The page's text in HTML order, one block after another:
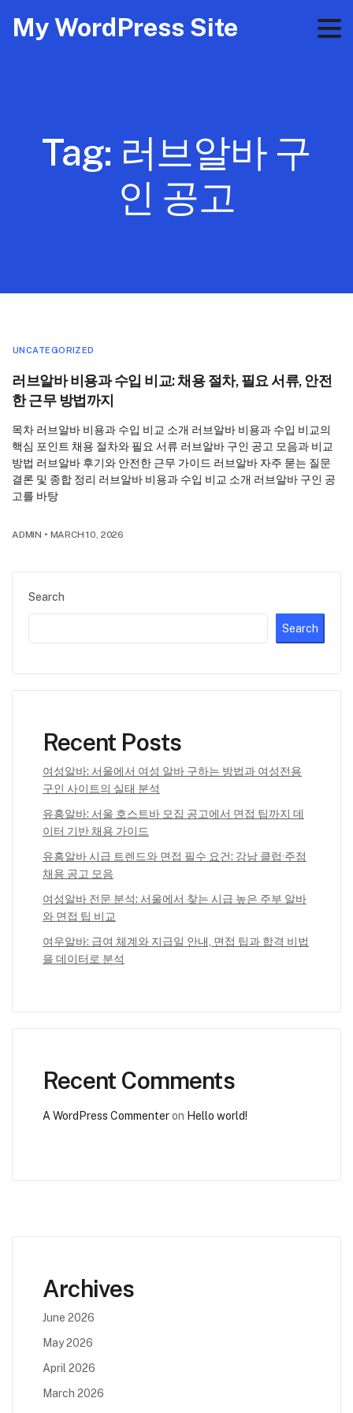
My WordPress Site
Tag: 러브알바 구
인 공고
Search
Search
Recent Posts
여성알바: 서울에서 여성 알바 구하는 방법과 여성전용
구인 사이트의 실태 분석
유흥알바: 서울 호스트바 모집 공고에서 면접 팁까지 데
이터 기반 채용 가이드
유흥알바 시급 트렌드와 면접 필수 요건: 강남 클럽·주점
채용 공고 모음
여성알바 전문 분석: 서울에서 찾는 시급 높은 주부 알바
와 면접 팁 비교
여우알바: 급여 체계와 지급일 안내, 면접 팁과 합격 비법
을 데이터로 분석
Recent Comments
A WordPress Commenteron Hello world!
UNCATEGORIZED
러브알바 비용과 수입 비교: 채용 절차, 필요 서류, 안전
한 근무 방법까지
목차 러브알바 비용과 수입 비교 소개 러브알바 비용과 수입 비교의
핵심 포인트 채용 절차와 필요 서류 러브알바 구인 공고 모음과 비교
방법 러브알바 후기와 안전한 근무 가이드 러브알바 자주 묻는 질문
결론 및 종합 정리 러브알바 비용과 수입 비교 소개 러브알바 구인 공
고를 바탕
ADMIN • MARCH 10, 2026
Archives
June 2026
May 2026
April 2026
March 2026